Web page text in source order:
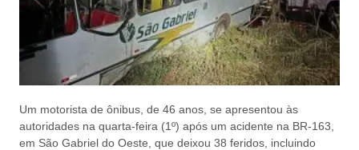
Um motorista de ônibus, de 46 anos, se apresentou às
autoridades na quarta-feira (1º) após um acidente na BR-163,
em São Gabriel do Oeste, que deixou 38 feridos, incluindo